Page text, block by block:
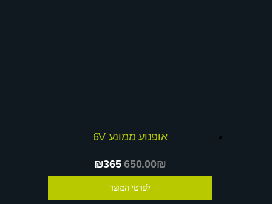
אופנוע ממונע 6V
₪365650.00₪
לפרטי המוצר